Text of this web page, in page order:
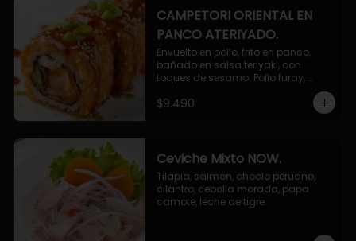
CAMPETORI ORIENTAL EN
PANCO ATERIYADO.
Envuelto en pollo, frito en panco,
bañado en salsa teriyaki, con
toques de sesamo. Pollo furay,
queso, champiñon furay, cebollin.
$9.490
Ceviche Mixto NOW.
Tilapia, salmon, choclo peruano,
cilantro, cebolla morada, papa
camote, leche de tigre.